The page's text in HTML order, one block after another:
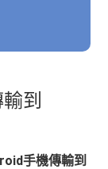
到
手機傳輸到